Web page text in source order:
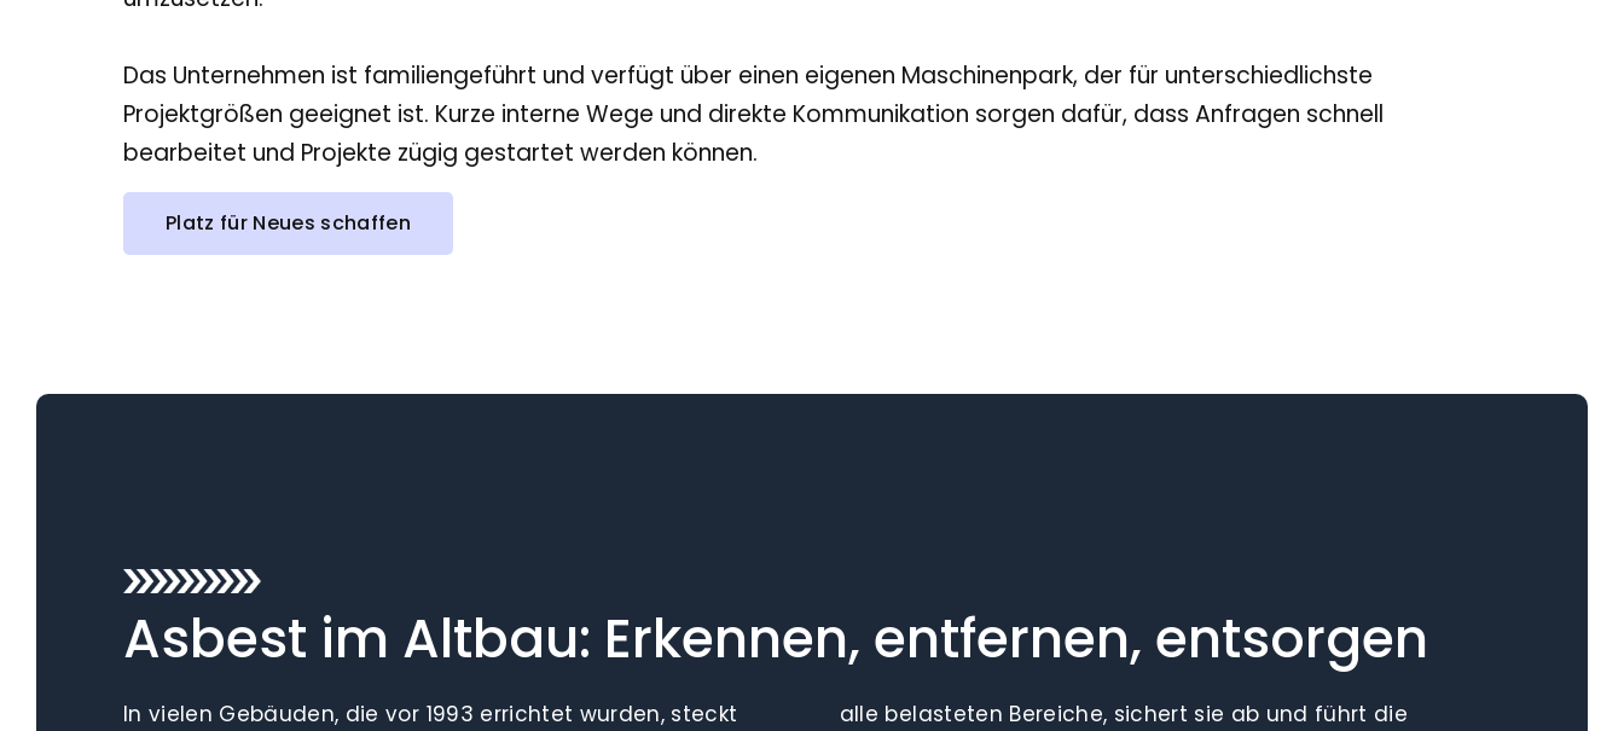
Das Unternehmen ist familiengeführt und verfügt über einen eigenen Maschinenpark, der für unterschiedlichste
Projektgrößen geeignet ist. Kurze interne Wege und direkte Kommunikation sorgen dafür, dass Anfragen schnell
bearbeitet und Projekte zügig gestartet werden können.
Platz für Neues schaffen
Asbest im Altbau: Erkennen, entfernen, entsorgen
In vielen Gebäuden, die vor 1993 errichtet wurden, steckt
alle belasteten Bereiche, sichert sie ab und führt die